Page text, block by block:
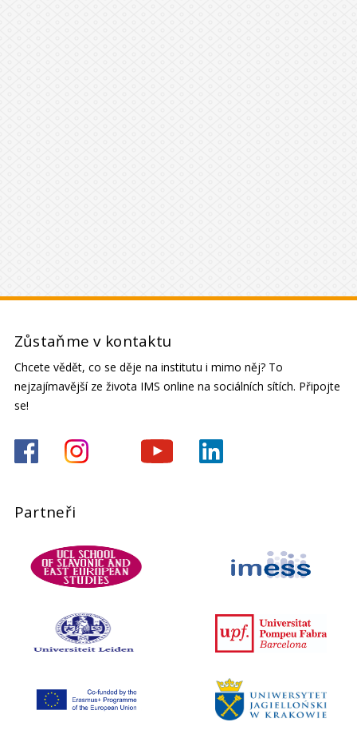
Zůstaňme v kontaktu
Chcete vědět, co se děje na institutu i mimo něj? To
nejzajímavější ze života IMS online na sociálních sítích. Připojte
se!
Partneři